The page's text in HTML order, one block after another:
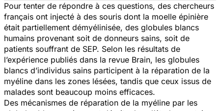
Pour tenter de répondre à ces questions, des chercheurs
français ont injecté à des souris dont la moelle épinière
était partiellement démyélinisée, des globules blancs
humains provenant soit de donneurs sains, soit de
patients souffrant de SEP. Selon les résultats de
l’expérience publiés dans la revue Brain, les globules
blancs d’individus sains participent à la réparation de la
myéline dans les zones lésées, tandis que ceux issus de
malades sont beaucoup moins efficaces.
Des mécanismes de réparation de la myéline par les